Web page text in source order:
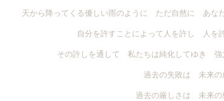
天から降ってくる優しい雨のように ただ自然に あな
自分を許すことによって人を許し 人を
その許しを通して 私たちは純化してゆき 強
過去の失敗は 未来の
過去の厳しさは 未来の